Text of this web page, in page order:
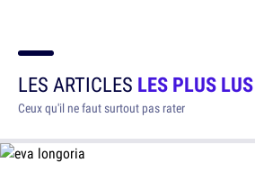
LES ARTICLES LES PLUS LUS
Ceux qu'il ne faut surtout pas rater